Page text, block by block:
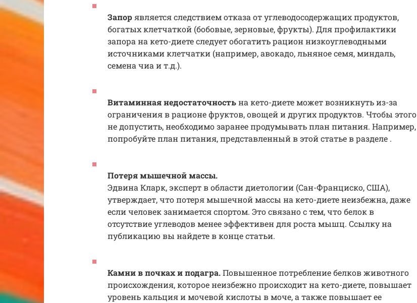
Запор является следствием отказа от углеводосодержащих продуктов,
богатых клетчаткой (бобовые, зерновые, фрукты). Для профилактики
запора на кето-диете следует обогатить рацион низкоуглеводными
источниками клетчатки (например, авокадо, льняное семя, миндаль,
семена чиа и т.д.).
Витаминная недостаточностьна кето-диете может возникнуть из-за
ограничения в рационе фруктов, овощей и других продуктов. Чтобы этого
не допустить, необходимо заранее продумывать план питания. Например,
попробуйте план питания, представленный в этой статье в разделе .
Потеря мышечной массы.
Эдвина Кларк, эксперт в области диетологии (Сан-Франциско, США),
утверждает, что потеря мышечной массы на кето-диете неизбежна, даже
если человек занимается спортом. Это связано с тем, что белок в
отсутствие углеводов менее эффективен для роста мышц. Ссылку на
публикацию вы найдете в конце статьи.
Камни в почках и подагра.Повышенное потребление белков животного
происхождения, которое неизбежно происходит на кето-диете, повышает
уровень кальция и мочевой кислоты в моче, а также повышает ее